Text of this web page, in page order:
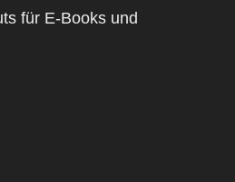
für E-Books und